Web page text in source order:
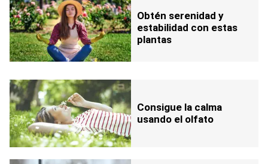
Obtén serenidad y
estabilidad con estas
plantas
Consigue la calma
usando el olfato